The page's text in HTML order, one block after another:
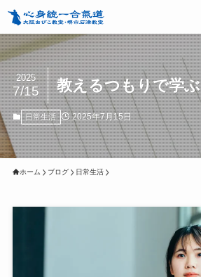
教えるつもりで学ぶ
2025
7/15
日常生活 2025年7月15日
ホーム ブログ 日常生活